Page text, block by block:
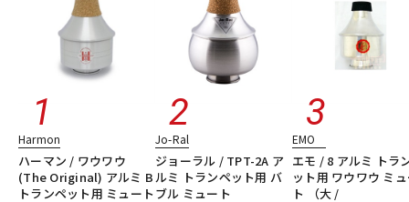
Harmon
ハーマン / ワウワウ
(The Original) アルミ B
トランペット用 ミュート
Jo-Ral
ジョーラル / TPT-2A ア
ルミ トランペット用 バ
ブル ミュート
EMO
エモ / 8 アルミ トラ
ット用 ワウワウ ミ
ト （大 /